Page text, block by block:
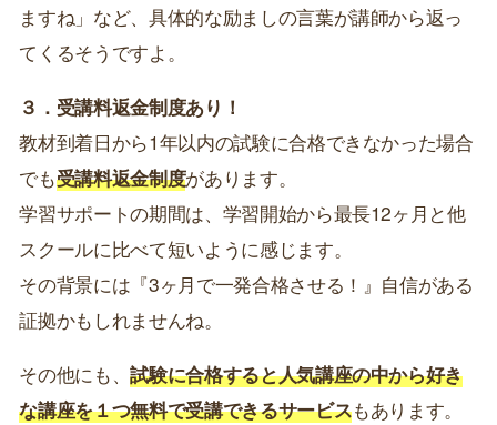
ますね」など、具体的な励ましの言葉が講師から返っ
てくるそうですよ。
３．受講料返金制度あり！
教材到着日から1年以内の試験に合格できなかった場合
でも受講料返金制度があります。
学習サポートの期間は、学習開始から最長12ヶ月と他
スクールに比べて短いように感じます。
その背景には『3ヶ月で一発合格させる！』自信がある
証拠かもしれませんね。
その他にも、試験に合格すると人気講座の中から好き
な講座を１つ無料で受講できるサービスもあります。